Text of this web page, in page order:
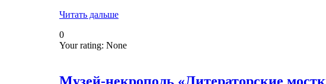
Читать дальше
0
Your rating: None
Музей-некрополь «Литераторские